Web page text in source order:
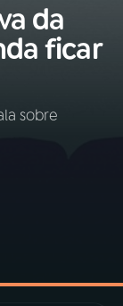
da
ficar
sobre